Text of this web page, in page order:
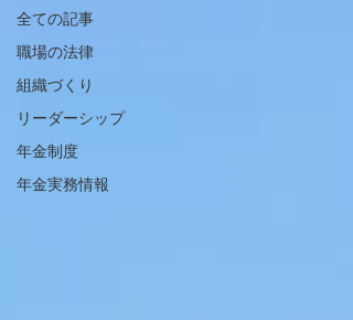
全ての記事
職場の法律
組織づくり
リーダーシップ
年金制度
年金実務情報